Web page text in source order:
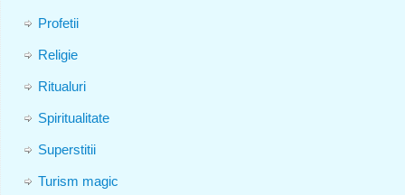
Profetii
Religie
Ritualuri
Spiritualitate
Superstitii
Turism magic